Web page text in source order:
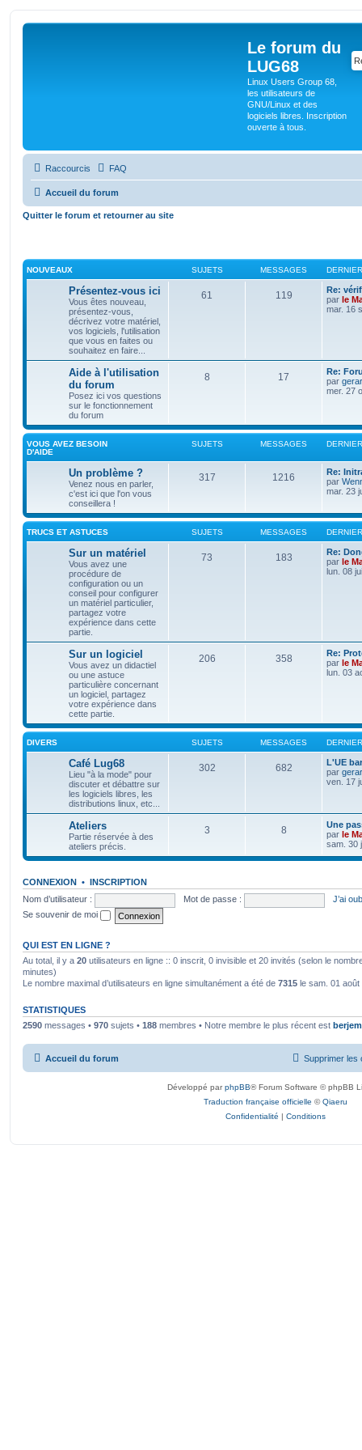
Le forum du
LUG68
Linux Users Group 68,
les utilisateurs de
GNU/Linux et des
logiciels libres. Inscription
ouverte à tous.
Raccourcis FAQ
Accueil du forum
Quitter le forum et retourner au site
NOUVEAUX SUJETS MESSAGES
Présentez-vous ici
Vous êtes nouveau,
présentez-vous,
décrivez votre matériel,
vos logiciels, l'utilisation
que vous en faites ou
souhaitez en faire...
61 119
Re:
par le
mar. 16
Aide à l'utilisation
du forum
Posez ici vos questions
sur le fonctionnement
du forum
8 17
Re:
par
mer. 27
VOUS AVEZ BESOIN
D'AIDE
SUJETS MESSAGES
Un problème ?
Venez nous en parler,
c'est ici que l'on vous
conseillera !
317 1216
Re:
par
mar. 23
TRUCS ET ASTUCES SUJETS MESSAGES
Sur un matériel
Vous avez une
procédure de
configuration ou un
conseil pour configurer
un matériel particulier,
partagez votre
expérience dans cette
partie.
73 183
Re:
par le
lun. 08
Sur un logiciel
Vous avez un didactiel
ou une astuce
particulière concernant
un logiciel, partagez
votre expérience dans
cette partie.
206 358
Re:
par le
lun. 03
DIVERS SUJETS MESSAGES
Café Lug68
Lieu "à la mode" pour
discuter et débattre sur
les logiciels libres, les
distributions linux, etc...
302 682
L'UE
par
ven. 17
Ateliers
Partie réservée à des
ateliers précis.
3 8
Une
par le
sam. 30
CONNEXION • INSCRIPTION
Nom d’utilisateur :
Mot de passe :
J’ai
Se souvenir de moi
QUI EST EN LIGNE ?
Au total, il y a 20 utilisateurs en ligne :: 0 inscrit, 0 invisible et 20 invités (selon le
minutes)
Le nombre maximal d’utilisateurs en ligne simultanément a été de 7315 le sam. 01 août
STATISTIQUES
2590 messages • 970 sujets • 188 membres • Notre membre le plus récent est
Accueil du forum Supprimer les
Développé parphpBB® Forum Software © phpBB
Traduction française officielle ©Qiaeru
Confidentialité | Conditions